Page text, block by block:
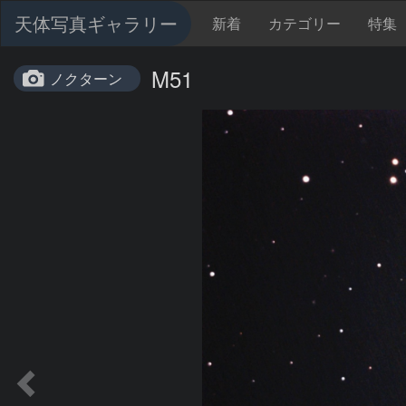
天体写真ギャラリー 新着 カテゴリー 特集
ノクターン M51